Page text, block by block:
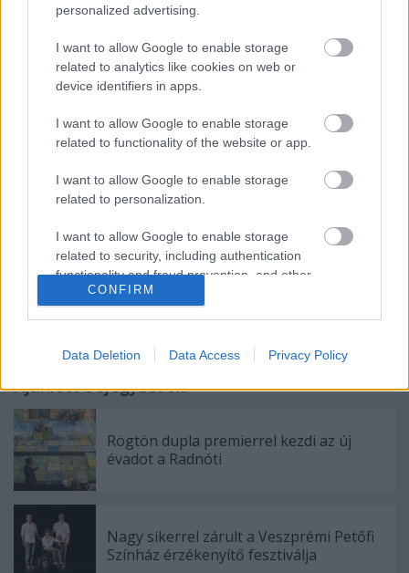
personalized advertising.
I want to allow Google to enable storage
related to analytics like cookies on web or
device identifiers in apps.
I want to allow Google to enable storage
related to functionality of the website or app.
I want to allow Google to enable storage
related to personalization.
I want to allow Google to enable storage
related to security, including authentication
functionality and fraud prevention, and other
user protection.
CONFIRM
Data Deletion Data Access Privacy Policy
A pályázat eredményhirdetésére 2014.
augusztusában kerül sor a www.szinhaz.ro
honlapon. A színházak fenntartják a jogot arra, hogy
a pályázatot részben vagy egészben érvénytelennek
nyilvánítsák. A pályázattal kapcsolatban bővebb
információ a Tomcsa Sándor Színház titkárságán
Ajánlott bejegyzések:
Rögtön dupla premierrel kezdi az új
évadot a Radnóti
Nagy sikerrel zárult a Veszprémi Petőfi
Színház érzékenyítő fesztiválja